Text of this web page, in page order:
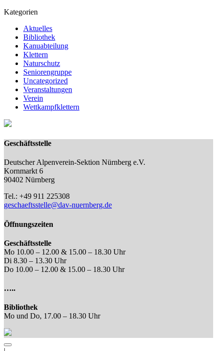
Kategorien
Aktuelles
Bibliothek
Kanuabteilung
Klettern
Naturschutz
Seniorengruppe
Uncategorized
Veranstaltungen
Verein
Wettkampfklettern
Geschäftsstelle
Deutscher Alpenverein-Sektion Nürnberg e.V.
Kornmarkt 6
90402 Nürnberg
Tel.: +49 911 225308
geschaeftsstelle@dav-nuernberg.de
Öffnungszeiten
Geschäftsstelle
Mo 10.00 – 12.00 & 15.00 – 18.30 Uhr
Di 8.30 – 13.30 Uhr
Do 10.00 – 12.00 & 15.00 – 18.30 Uhr
…..
Bibliothek
Mo und Do, 17.00 – 18.30 Uhr